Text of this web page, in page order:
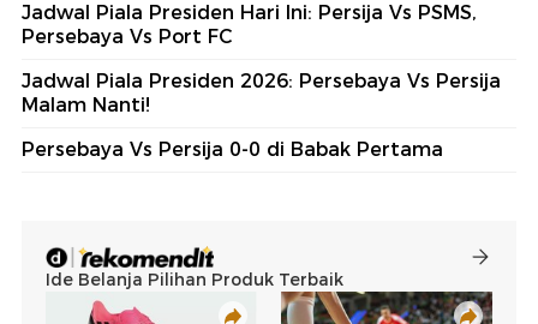
Jadwal Piala Presiden Hari Ini: Persija Vs PSMS,
Persebaya Vs Port FC
Jadwal Piala Presiden 2026: Persebaya Vs Persija
Malam Nanti!
Persebaya Vs Persija 0-0 di Babak Pertama